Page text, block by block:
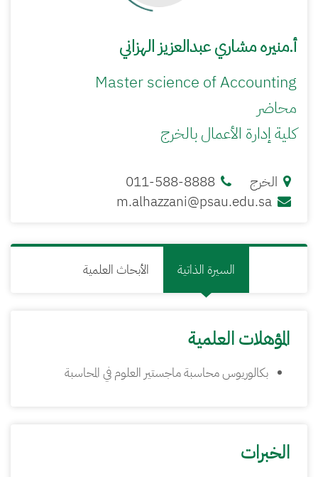
أ.منيره مشاري عبدالعزيز الهزاني
Master science of Accounting
محاضر
كلية إدارة الأعمال بالخرج
الخرج
011-588-8888
m.alhazzani@psau.edu.sa
السيرة الذاتية الأبحاث العلمية
المؤهلات العلمية
بكالوريوس محاسبة ماجستير العلوم في المحاسبة
الخبرات